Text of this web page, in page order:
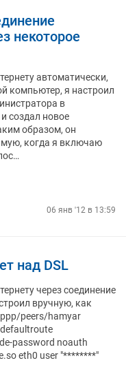
некоторое
автоматически,
компьютер, я настроил
в
создал новое
образом, он
когда я включаю
06 янв '12 в 13:59
над DSL
через соединение
вручную, как
peers/hamyar
password noauth
eth0 user "********"